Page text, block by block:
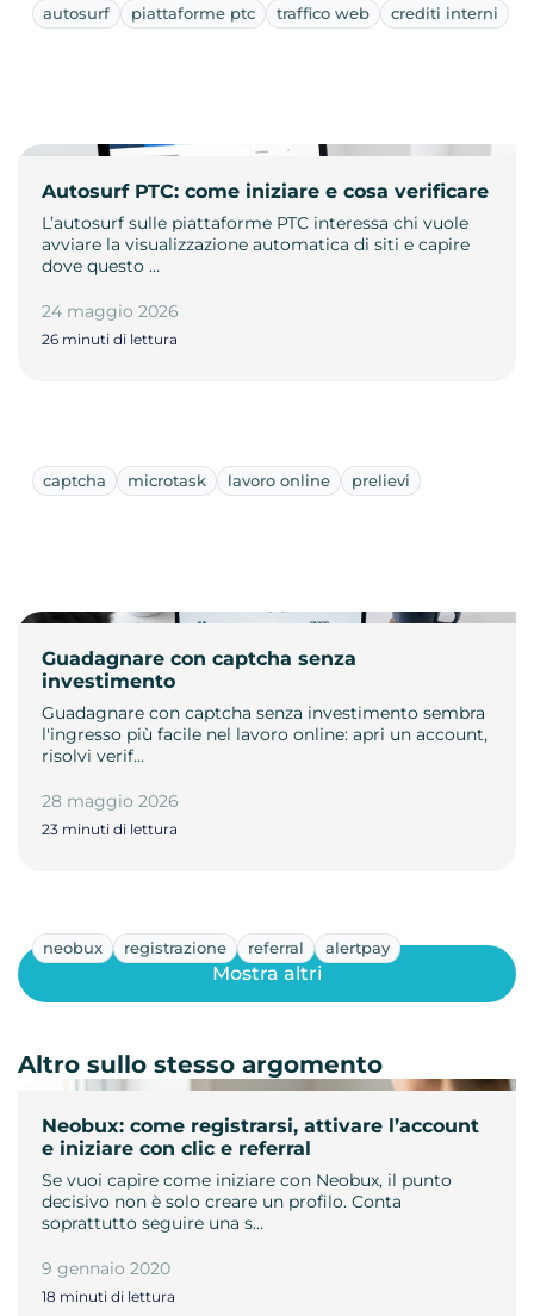
autosurf piattaforme ptc traffico web crediti interni
Autosurf PTC: come iniziare e cosa verificare
L’autosurf sulle piattaforme PTC interessa chi vuole
avviare la visualizzazione automatica di siti e capire
dove questo …
24 maggio 2026
26 minuti di lettura
captcha microtask lavoro online prelievi
Guadagnare con captcha senza
investimento
Guadagnare con captcha senza investimento sembra
l'ingresso più facile nel lavoro online: apri un account,
risolvi verif…
28 maggio 2026
23 minuti di lettura
neobux registrazione referral alertpay
Neobux: come registrarsi, attivare l’account
e iniziare con clic e referral
Se vuoi capire come iniziare con Neobux, il punto
decisivo non è solo creare un profilo. Conta
soprattutto seguire una s…
9 gennaio 2020
18 minuti di lettura
Mostra altri
Altro sullo stesso argomento